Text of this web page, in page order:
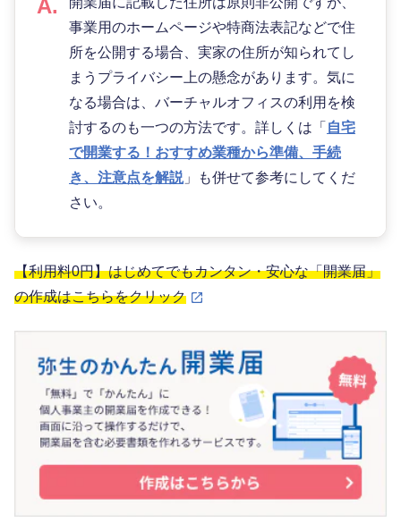
事業用のホームページや特商法表記などで住
所を公開する場合、実家の住所が知られてし
まうプライバシー上の懸念があります。気に
なる場合は、バーチャルオフィスの利用を検
討するのも一つの方法です。詳しくは「 自宅
で開業する！おすすめ業種から準備、手続
き、注意点を解説」も併せて参考にしてくだ
さい。
【利用料0円】はじめてでもカンタン・安心な「開業届」
の作成はこちらをクリック